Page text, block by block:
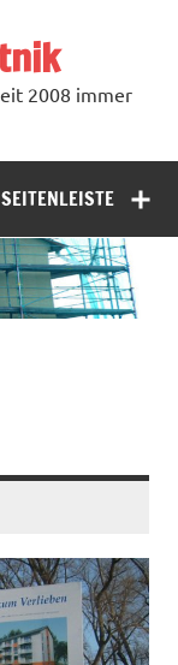
2008 immer
SEITENLEISTE